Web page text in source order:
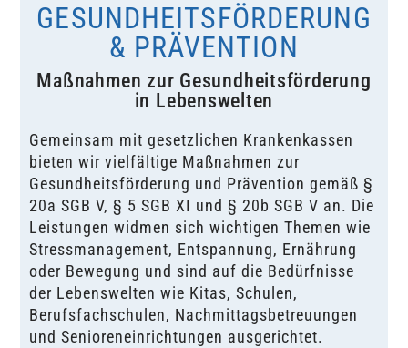
GESUNDHEITSFÖRDERUNG
& PRÄVENTION
Maßnahmen zur Gesundheitsförderung
in ­Lebenswelten
Gemeinsam mit gesetzlichen Krankenkassen
bieten wir vielfältige Maßnahmen zur
Gesundheitsförderung und Prävention gemäß §
20a SGB V, § 5 SGB XI und § 20b SGB V an. Die
Leistungen widmen sich wichtigen Themen wie
Stressmanagement, Entspannung, Ernährung
oder Bewegung und sind auf die Bedürfnisse
der Lebenswelten wie Kitas, Schulen,
Berufsfachschulen, Nachmittagsbetreuungen
und Senioreneinrichtungen ausgerichtet.